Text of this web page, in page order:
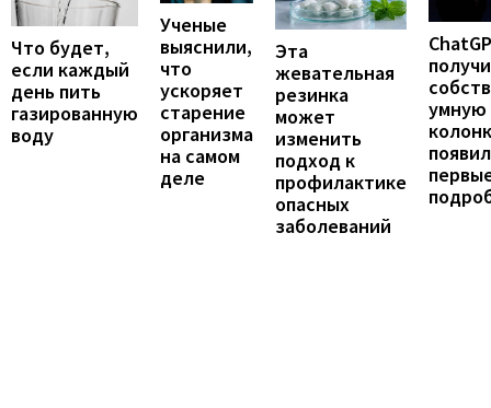
Что будет,
если каждый
день пить
газированную
воду
Ученые
выяснили,
что
ускоряет
старение
организма
на самом
деле
Эта
жевательная
резинка
может
изменить
подход к
профилактике
опасных
заболеваний
умную